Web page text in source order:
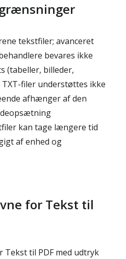
tekstfiler; avanceret
bevares ikke
(tabeller, billeder,
filer understøttes ikke
afhænger af den
kan tage længere tid
af enhed og
for Tekst til
til PDF med udtryk